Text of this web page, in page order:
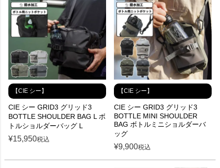
【CIE シー】
CIE シー GRID3 グリッド3
BOTTLE SHOULDER BAG L ボ
トルショルダーバッグ L
¥15,950税込
【CIE シー】
CIE シー GRID3 グリッド3
BOTTLE MINI SHOULDER
BAG ボトルミニショルダーバ
ッグ
¥9,900税込